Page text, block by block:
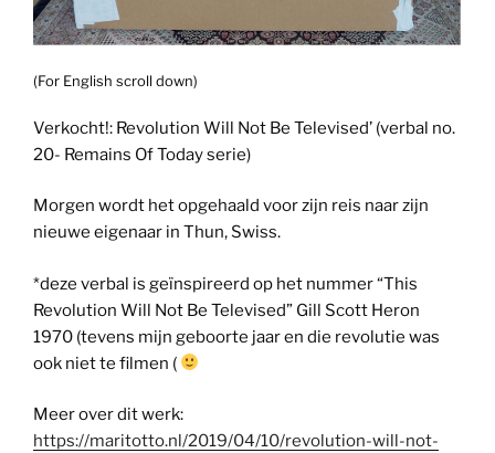
(For English scroll down)
Verkocht!: Revolution Will Not Be Televised’ (verbal no.
20- Remains Of Today serie)
Morgen wordt het opgehaald voor zijn reis naar zijn
nieuwe eigenaar in Thun, Swiss.
*deze verbal is geïnspireerd op het nummer “This
Revolution Will Not Be Televised” Gill Scott Heron
1970 (tevens mijn geboorte jaar en die revolutie was
ook niet te filmen (
Meer over dit werk:
https://maritotto.nl/2019/04/10/revolution-will-not-